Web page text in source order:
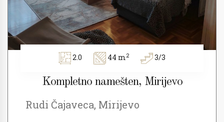
2.0 44 m2 3/3
Kompletno namešten, Mirijevo
Rudi Čajaveca, Mirijevo